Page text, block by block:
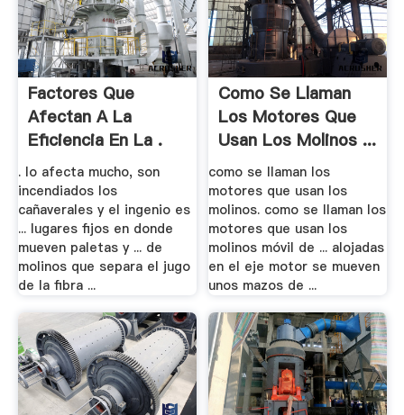
Factores Que
Afectan A La
Eficiencia En La .
. lo afecta mucho, son
incendiados los
cañaverales y el ingenio es
... lugares fijos en donde
mueven paletas y ... de
molinos que separa el jugo
de la fibra ...
Como Se Llaman
Los Motores Que
Usan Los Molinos ...
como se llaman los
motores que usan los
molinos. como se llaman los
motores que usan los
molinos móvil de ... alojadas
en el eje motor se mueven
unos mazos de ...